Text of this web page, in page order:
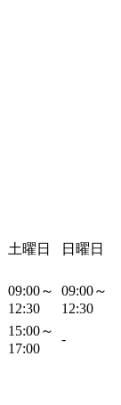
土曜日 日曜日
09:00～
12:30
09:00～
12:30
15:00～
17:00
-